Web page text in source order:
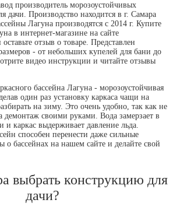
производитель морозоустойчивых
дачи. Производство находится в г. Самара
Лагуна производятся с 2014 г. Купите
в интернет-магазине на сайте
отзыв о товаре. Представлен
- от небольших купелей для бани до
видео инструкции и читайте отзывы
бассейна Лагуна - морозоустойчивая
один раз установку каркаса чащи на
на зиму. Это очень удобно, так как не
демонтаж своими руками. Вода замерзает в
каркас выдерживает давление льда.
способен перенести даже сильные
о бассейнах на нашем сайте и делайте свой
выбрать конструкцию для
дачи?